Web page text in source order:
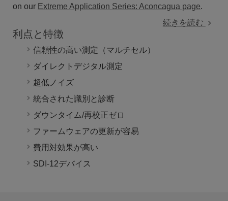
on our Extreme Application Series: Aconcagua page.
続きを読む
利点と特徴
信頼性の高い測定（マルチセル）
ダイレクトデジタル測定
超低ノイズ
統合された識別と診断
ダウンタイム/再校正ゼロ
ファームウェアの更新が容易
費用対効果が高い
SDI-12デバイス